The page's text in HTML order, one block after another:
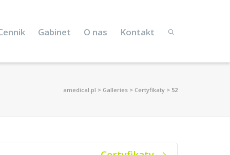
Gabinet O nas Kontakt
amedical.pl > Galleries > Certyfikaty > 52